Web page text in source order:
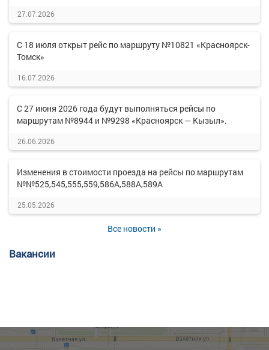
27.07.2026
С 18 июля открыт рейс по маршруту №10821 «Красноярск-
Томск»
16.07.2026
С 27 июня 2026 года будут выполняться рейсы по
маршрутам №8944 и №9298 «Красноярск — Кызыл».
26.06.2026
Изменения в стоимости проезда на рейсы по маршрутам
№№525,545,555,559,586А,588А,589А
25.05.2026
Все новости »
Вакансии